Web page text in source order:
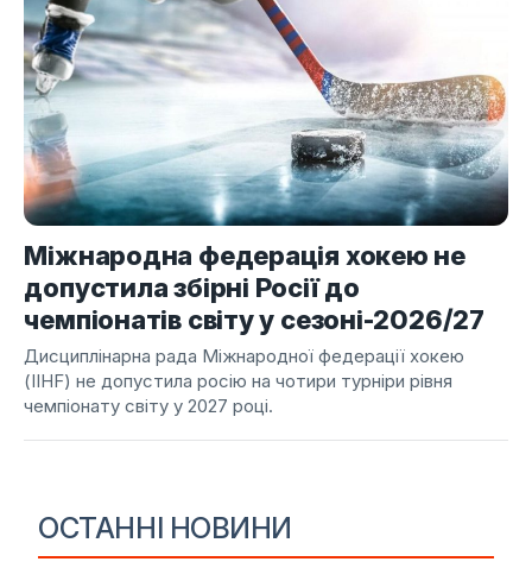
ОСТАННІ НОВИНИ
Міжнародна федерація хокею не
допустила збірні Росії до
чемпіонатів світу у сезоні-2026/27
Дисциплінарна рада Міжнародної федерації хокею
(IIHF) не допустила росію на чотири турніри рівня
чемпіонату світу у 2027 році.